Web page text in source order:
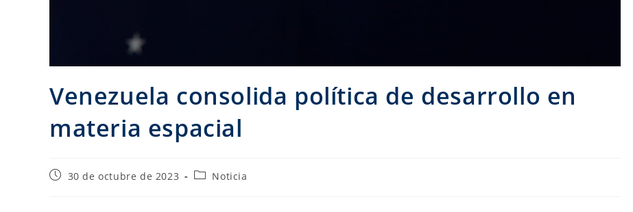
Venezuela consolida política de desarrollo en
materia espacial
30 de octubre de 2023 Noticia